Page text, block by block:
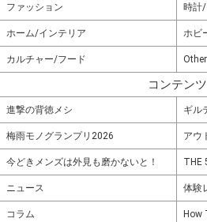
ファッション 時計
ホーム/インテリア ホビ
カルチャー/フード
コンテンツ
進撃の背徳メシ ギル
梅雨モノグランプリ2026 アウ
今どきメンズは外見も磨かないと！ THE
ニュース 体験
コラム How